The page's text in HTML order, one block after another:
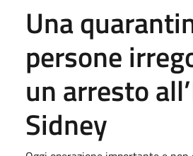
Una
persone
un arresto
Sidney